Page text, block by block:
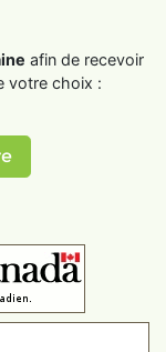
afin de recevoir
votre choix :